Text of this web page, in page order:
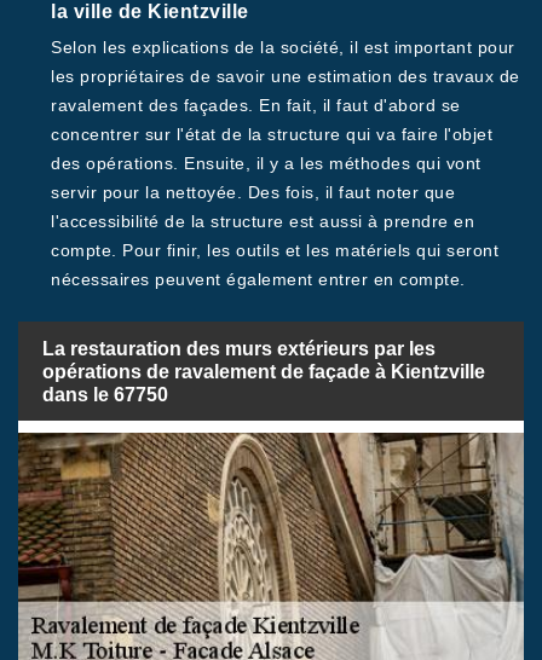
la ville de Kientzville
Selon les explications de la société, il est important pour
les propriétaires de savoir une estimation des travaux de
ravalement des façades. En fait, il faut d'abord se
concentrer sur l'état de la structure qui va faire l'objet
des opérations. Ensuite, il y a les méthodes qui vont
servir pour la nettoyée. Des fois, il faut noter que
l'accessibilité de la structure est aussi à prendre en
compte. Pour finir, les outils et les matériels qui seront
nécessaires peuvent également entrer en compte.
La restauration des murs extérieurs par les
opérations de ravalement de façade à Kientzville
dans le 67750